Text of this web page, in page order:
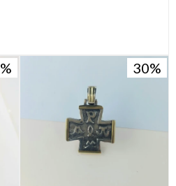
30